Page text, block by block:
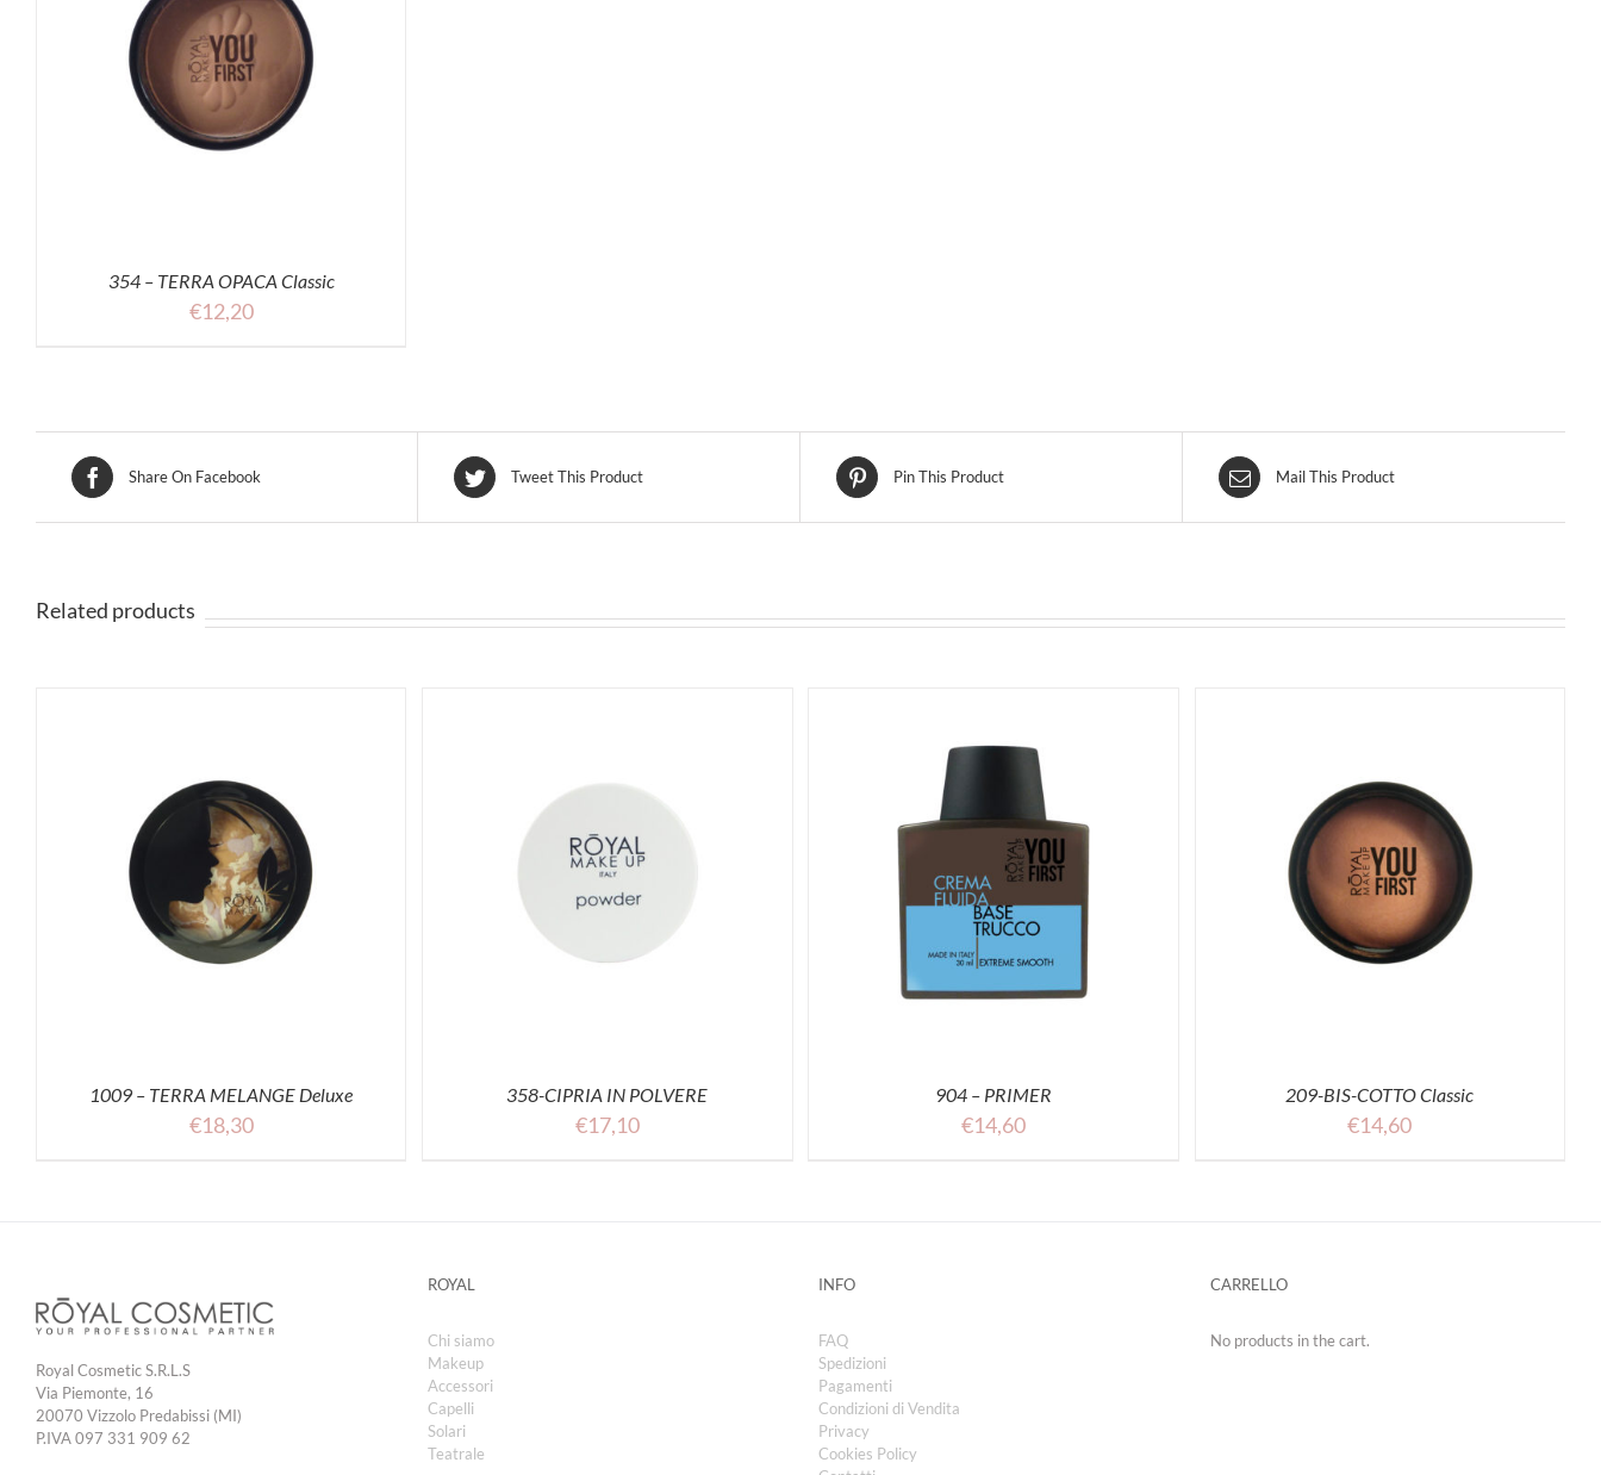
354 – TERRA OPACA Classic
€12,20
Share On Facebook Tweet This Product Pin This Product Mail This Product
Related products
1009 – TERRA MELANGE Deluxe
€18,30
SELECT OPTIONS ACQUISTA
358-CIPRIA IN POLVERE
€17,10
ACQUISTA
904 – PRIMER
€14,60
SELECT OPTIONS ACQUISTA
209-BIS-COTTO Classic
€14,60
Royal Cosmetic S.R.L.S
Via Piemonte, 16
20070 Vizzolo Predabissi (MI)
P.IVA 097 331 909 62
ROYAL
Chi siamo
Makeup
Accessori
Capelli
Solari
Teatrale
INFO
FAQ
Spedizioni
Pagamenti
Condizioni di Vendita
Privacy
Cookies Policy
CARRELLO
No products in the cart.